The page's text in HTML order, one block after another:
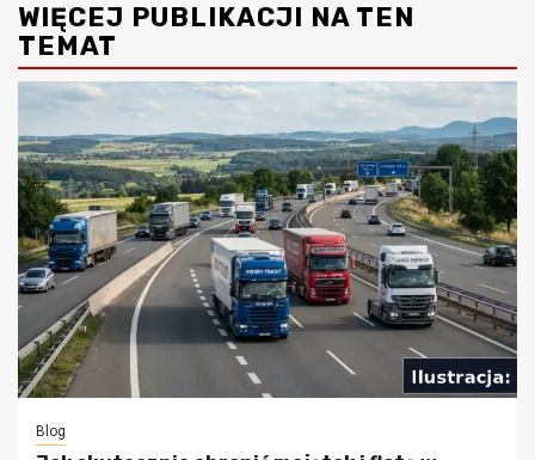
WIĘCEJ PUBLIKACJI NA TEN
TEMAT
Blog